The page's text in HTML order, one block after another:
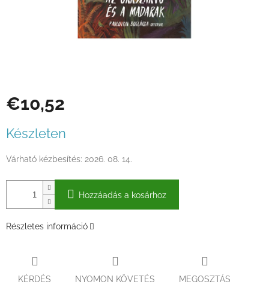
€10,52
Készleten
Várható kézbesítés: 2026. 08. 14.
Hozzáadás a kosárhoz
Részletes információ
KÉRDÉS NYOMON KÖVETÉS MEGOSZTÁS